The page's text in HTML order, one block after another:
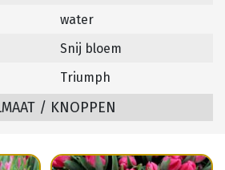
water
Snij bloem
Triumph
/ KNOPPEN